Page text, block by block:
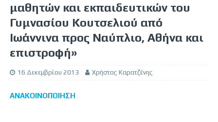
μαθητών και εκπαιδευτικών του
Γυμνασίου Κουτσελιού από
Ιωάννινα προς Ναύπλιο, Αθήνα και
επιστροφή»
16 Δεκεμβρίου 2013 Χρήστος Καρατζένης
ΑΝΑΚΟΙΝΟΠΟΙΗΣΗ